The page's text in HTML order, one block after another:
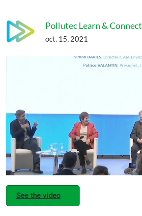
Pollutec Learn & Connect
oct. 15, 2021
See the video